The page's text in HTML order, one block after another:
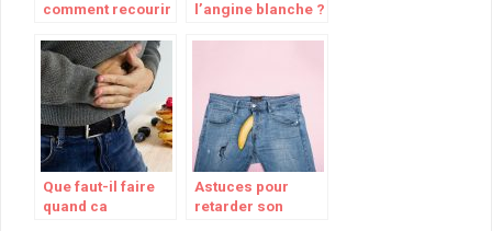
comment recourir
esthétique ?
l’angine blanche ?
Que faut-il faire
quand ca
Astuces pour
retarder son